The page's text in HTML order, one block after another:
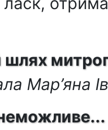
Мар’яна